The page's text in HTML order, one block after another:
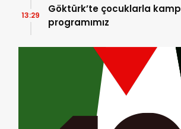
Göktürk’te çocuklarla kamp
programımız
13:29